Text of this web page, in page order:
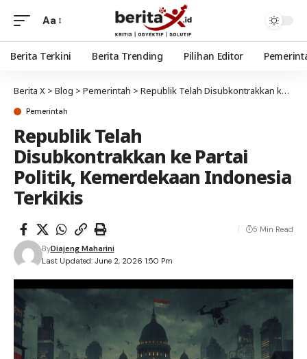
Aa
Berita Terkini Berita Trending Pilihan Editor
Berita X > Blog > Pemerintah > Republik Telah Disubkontrakkan ke Partai Politik, Kemerdekaan Indonesia Terkikis
Pemerintah
Republik Telah
Disubkontrakkan ke Partai
Politik, Kemerdekaan Indonesia
Terkikis
Last Updated: June 2, 2026 1:50 Pm
ByDiajeng Maharini
5 Min Read